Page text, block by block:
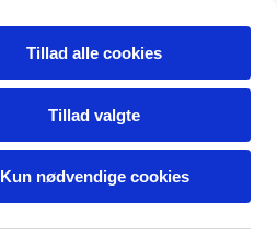
Tillad alle cookies
Tillad valgte
Kun nødvendige cookies